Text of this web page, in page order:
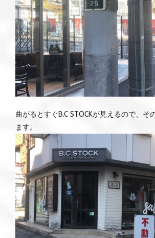
曲がるとすぐB.C STOCKが見えるので、そ
ます。